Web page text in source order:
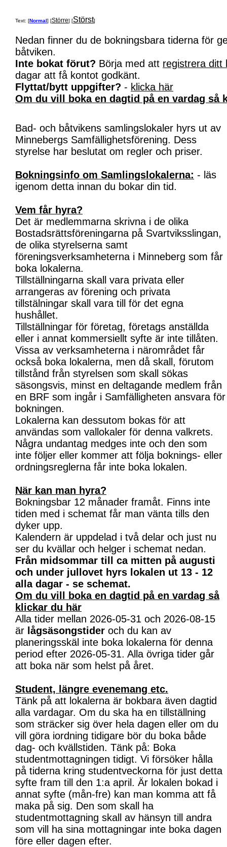
Text: [Normal] [Större] [Störst]
Nedan finner du de bokningsbara tiderna för
båtviken.
Inte bokat förut? Börja med att registrera ditt
dagar att få kontot godkänt.
Flyttat/bytt uppgifter? - klicka här
Om du vill boka en dagtid på en vardag så
Bad- och båtvikens samlingslokaler hyrs ut av
Minnebergs Samfällighetsförening. Dess
styrelse har beslutat om regler och priser.
Bokningsinfo om Samlingslokalerna: - läs
igenom detta innan du bokar din tid.
Vem får hyra?
Det är medlemmarna skrivna i de olika
Bostadsrättsföreningarna på Svartviksslingan,
de olika styrelserna samt
föreningsverksamheterna i Minneberg som får
boka lokalerna.
Tillställningarna skall vara privata eller
arrangeras av förening och privata
tillstälningar skall vara till för det egna
hushållet.
Tillställningar för företag, företags anställda
eller i annat kommersiellt syfte är inte tillåten.
Vissa av verksamheterna i närområdet får
också boka lokalerna, men då skall, förutom
tillstånd från styrelsen som skall sökas
säsongsvis, minst en deltagande medlem från
en BRF som ingår i Samfälligheten ansvara för
bokningen.
Lokalerna kan dessutom bokas för att
användas som vallokaler för denna valkrets.
Några undantag medges inte och den som
inte följer eller kommer att följa boknings- eller
ordningsreglerna får inte boka lokalen.
När kan man hyra?
Bokningsbar 12 månader framåt. Finns inte
tiden med i schemat får man vänta tills den
dyker upp.
Kalendern är uppdelad i två delar och just nu
ser du kvällar och helger i schemat nedan.
Från midsommar till ca mitten på augusti
och under jullovet hyrs lokalen ut 13 - 12
alla dagar - se schemat.
Om du vill boka en dagtid på en vardag så
klickar du här
Alla tider mellan 2026-05-31 och 2026-08-15
är lågsäsongstider och du kan av
planeringsskäl inte boka lokalerna för denna
period efter 2026-05-31. Alla övriga tider går
att boka när som helst på året.
Student, längre evenemang etc.
Tänk på att lokalerna är bokbara även dagtid
alla vardagar. Om du ska ha en tillställning
som sträcker sig över hela dagen eller om du
vill göra iordning tidigare bör du boka både
dag- och kvällstiden. Tänk på: Boka
studentmottagningen tidigt. Vi försöker hålla
på tiderna kring studentveckorna för just detta
syfte fram till den 1:a april. Är lokalen bokad i
annat syfte (mån-fre) kan man komma att få
maka på sig. Den som skall ha
studentmottagning skall av hänsyn till andra
som vill ha sina mottagningar inte boka dagen
före eller dagen efter.